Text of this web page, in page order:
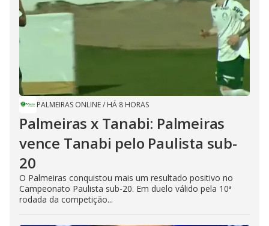
PALMEIRAS ONLINE/ HÁ 8 HORAS
Palmeiras x Tanabi: Palmeiras
vence Tanabi pelo Paulista sub-
20
O Palmeiras conquistou mais um resultado positivo no
Campeonato Paulista sub-20. Em duelo válido pela 10ª
rodada da competição...